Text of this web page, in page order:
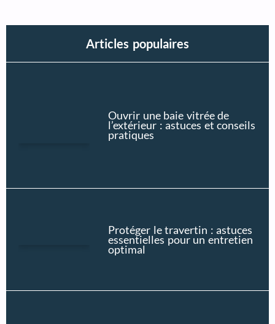
Articles populaires
Ouvrir une baie vitrée de
l’extérieur : astuces et conseils
pratiques
Protéger le travertin : astuces
essentielles pour un entretien
optimal